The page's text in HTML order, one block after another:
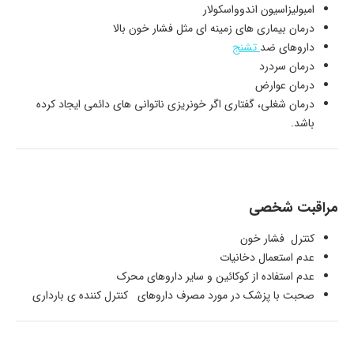
امبولیزاسیون اندوواسکولار
درمان بیماری های زمینه ای مثل فشار خون بالا
داروهای ضدتشنج
درمان سردرد
درمان عوارض
درمان شغلی، گفتاری اگر خونریزی ناتوانی های دائمی ایجاد کرده
باشد.
مراقبت شخصی
کنترل فشار خون
عدم استعمال دخانیات
عدم استفاده از کوکائین و سایر داروهای محرک
صحبت با پزشک در مورد مصرف داروهای کنترل کننده ی بارداری